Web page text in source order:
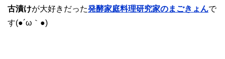
古漬けが大好きだった発酵家庭料理研究家のまごきょんで
す(●´ω｀●)